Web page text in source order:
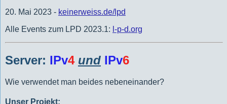
20. Mai 2023 - keinerweiss.de/lpd
Alle Events zum LPD 2023.1: l-p-d.org
Server: IPv4 und IPv6
Wie verwendet man beides nebeneinander?
Unser Projekt: